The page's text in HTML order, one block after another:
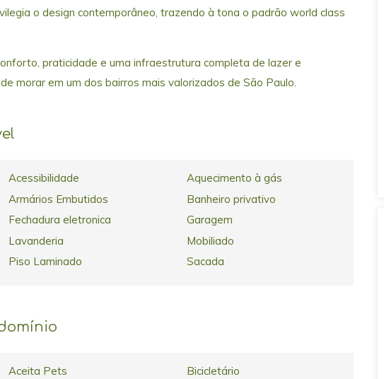
o design contemporâneo, trazendo à tona o padrão world class
praticidade e uma infraestrutura completa de lazer e
morar em um dos bairros mais valorizados de São Paulo.
Acessibilidade
Aquecimento à gás
Armários Embutidos
Banheiro privativo
Fechadura eletronica
Garagem
Lavanderia
Mobiliado
Piso Laminado Sacada
Aceita Pets
Bicicletário